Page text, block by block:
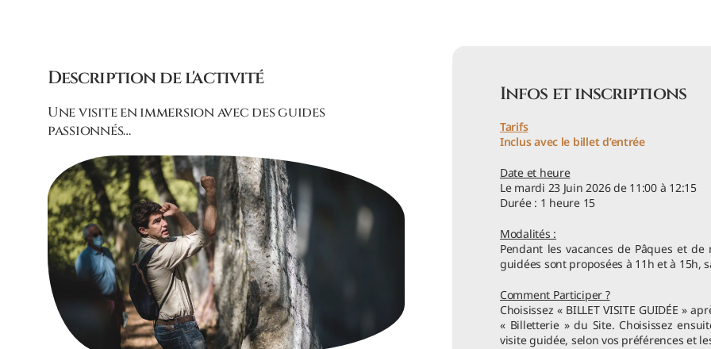
Description de l'activité
Une visite en immersion avec des guides
passionnés…
Infos et inscriptions
Tarifs
Inclus avec le billet d’entrée
Date et heure
Le mardi 23 Juin 2026 de 11:00 à 12:15
Durée : 1 heure 15
Modalités :
Pendant les vacances de Pâques et
guidées sont proposées à 11h et à 15h,
Comment Participer ?
Choisissez « BILLET VISITE GUIDÉE »
« Billetterie » du Site. Choisissez
visite guidée, selon vos préférences et